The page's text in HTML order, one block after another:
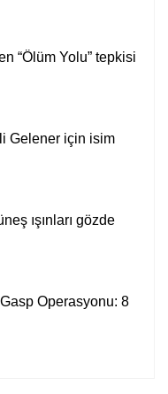
“Ölüm Yolu” tepkisi
Gelener için isim
ışınları gözde
Operasyonu: 8